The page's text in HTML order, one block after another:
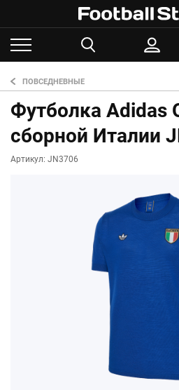
ПОВСЕДНЕВНЫЕ
Футболка Adidas
сборной Италии
Артикул: JN3706